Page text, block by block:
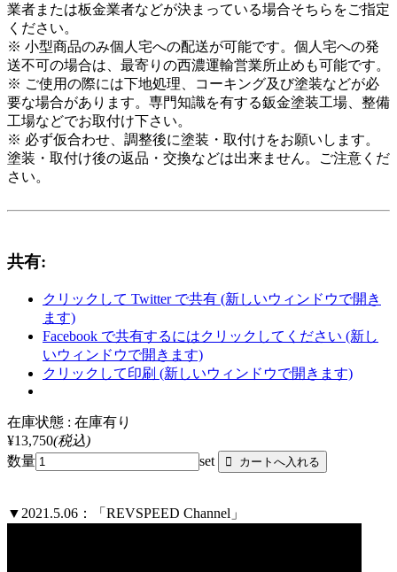
業者または板金業者などが決まっている場合そちらをご指定
ください。
※ 小型商品のみ個人宅への配送が可能です。個人宅への発
送不可の場合は、最寄りの西濃運輸営業所止めも可能です。
※ ご使用の際には下地処理、コーキング及び塗装などが必
要な場合があります。専門知識を有する鈑金塗装工場、整備
工場などでお取付け下さい。
※ 必ず仮合わせ、調整後に塗装・取付けをお願いします。
塗装・取付け後の返品・交換などは出来ません。ご注意くだ
さい。
共有:
クリックして Twitter で共有 (新しいウィンドウで開き
ます)
Facebook で共有するにはクリックしてください (新し
いウィンドウで開きます)
クリックして印刷 (新しいウィンドウで開きます)
在庫状態 : 在庫有り
¥13,750(税込)
数量
set
▼2021.5.06：「REVSPEED Channel」